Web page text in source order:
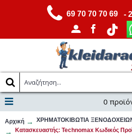
69 70 70 70 69 -
0
Αρχική
ΧΡΗΜΑΤΟΚΙΒΩΤΙΑ
Κατασκευαστής: Technomax Κωδικός